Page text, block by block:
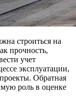
строиться на
прочность,
учет
эксплуатации,
Обратная
роль в оценке